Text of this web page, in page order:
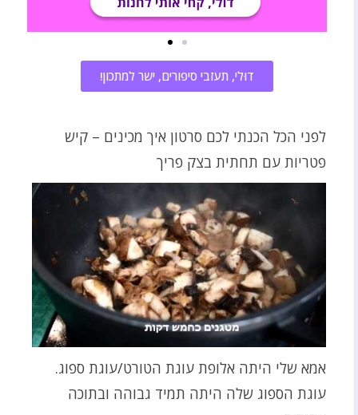
דוּלי, תעזבי סיפורים, ישר למתכון!
לפני הכל הכנתי לכם סרטון איך מכינים – קיש
פטריות עם תחתית בצק פריך
אמא שלי היתה אלופת עוגת הטורט/עוגת ספוג.
עוגת הספוג שלה היתה תמיד גבוהה ובתוכה